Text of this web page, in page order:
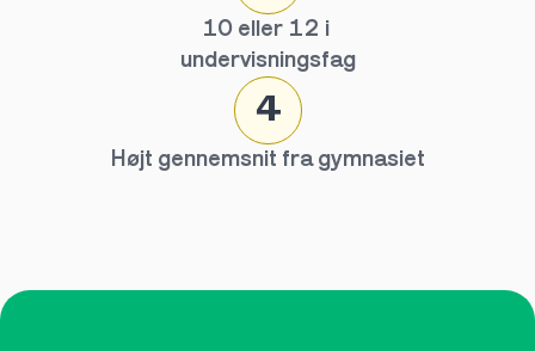
10 eller 12 i
undervisningsfag
4
Højt gennemsnit fra gymnasiet